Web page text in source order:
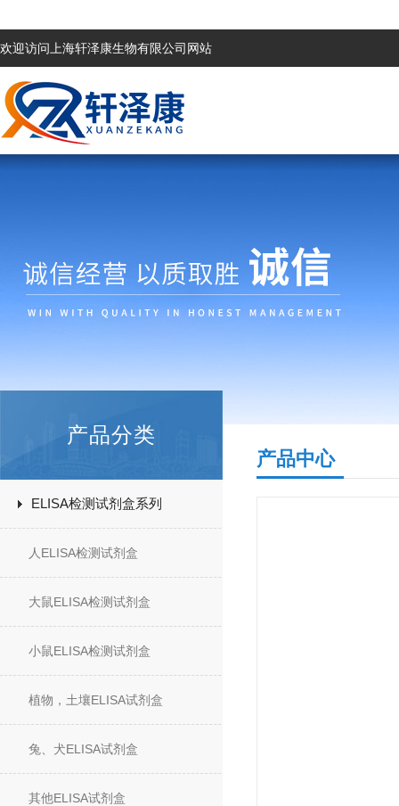
欢迎访问上海轩泽康生物有限公司网站
产品分类
ELISA检测试剂盒系列
人ELISA检测试剂盒
大鼠ELISA检测试剂盒
小鼠ELISA检测试剂盒
植物，土壤ELISA试剂盒
兔、犬ELISA试剂盒
其他ELISA试剂盒
产品中心